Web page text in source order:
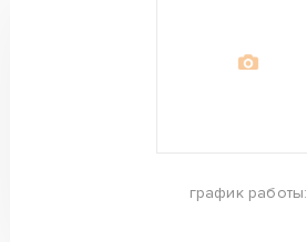
график работы: